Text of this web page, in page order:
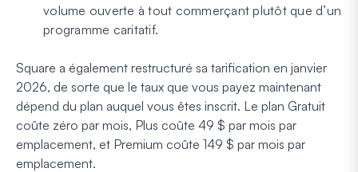
volume ouverte à tout commerçant plutôt que d’un
programme caritatif.
Square a également restructuré sa tarification en janvier
2026, de sorte que le taux que vous payez maintenant
dépend du plan auquel vous êtes inscrit. Le plan Gratuit
coûte zéro par mois, Plus coûte 49 $ par mois par
emplacement, et Premium coûte 149 $ par mois par
emplacement.